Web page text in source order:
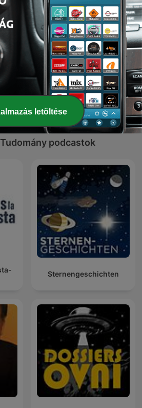
Quarks Daily
podcastok
Sternengeschichten
letöltése